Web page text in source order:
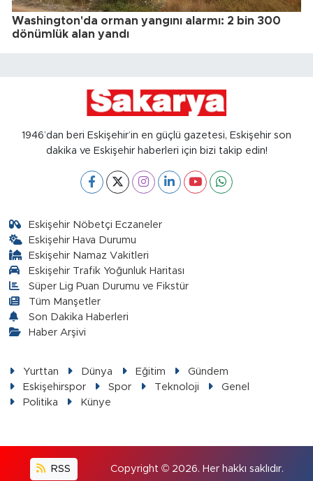
Washington'da orman yangını alarmı: 2 bin 300
dönümlük alan yandı
1946’dan beri Eskişehir’in en güçlü gazetesi, Eskişehir son
dakika ve Eskişehir haberleri için bizi takip edin!
Eskişehir Nöbetçi Eczaneler
Eskişehir Hava Durumu
Eskişehir Namaz Vakitleri
Eskişehir Trafik Yoğunluk Haritası
Süper Lig Puan Durumu ve Fikstür
Tüm Manşetler
Son Dakika Haberleri
Haber Arşivi
Yurttan Dünya Eğitim
Gündem
Eskişehirspor
Spor Teknoloji
Genel
Politika
Künye
RSS Copyright © 2026. Her hakkı saklıdır.